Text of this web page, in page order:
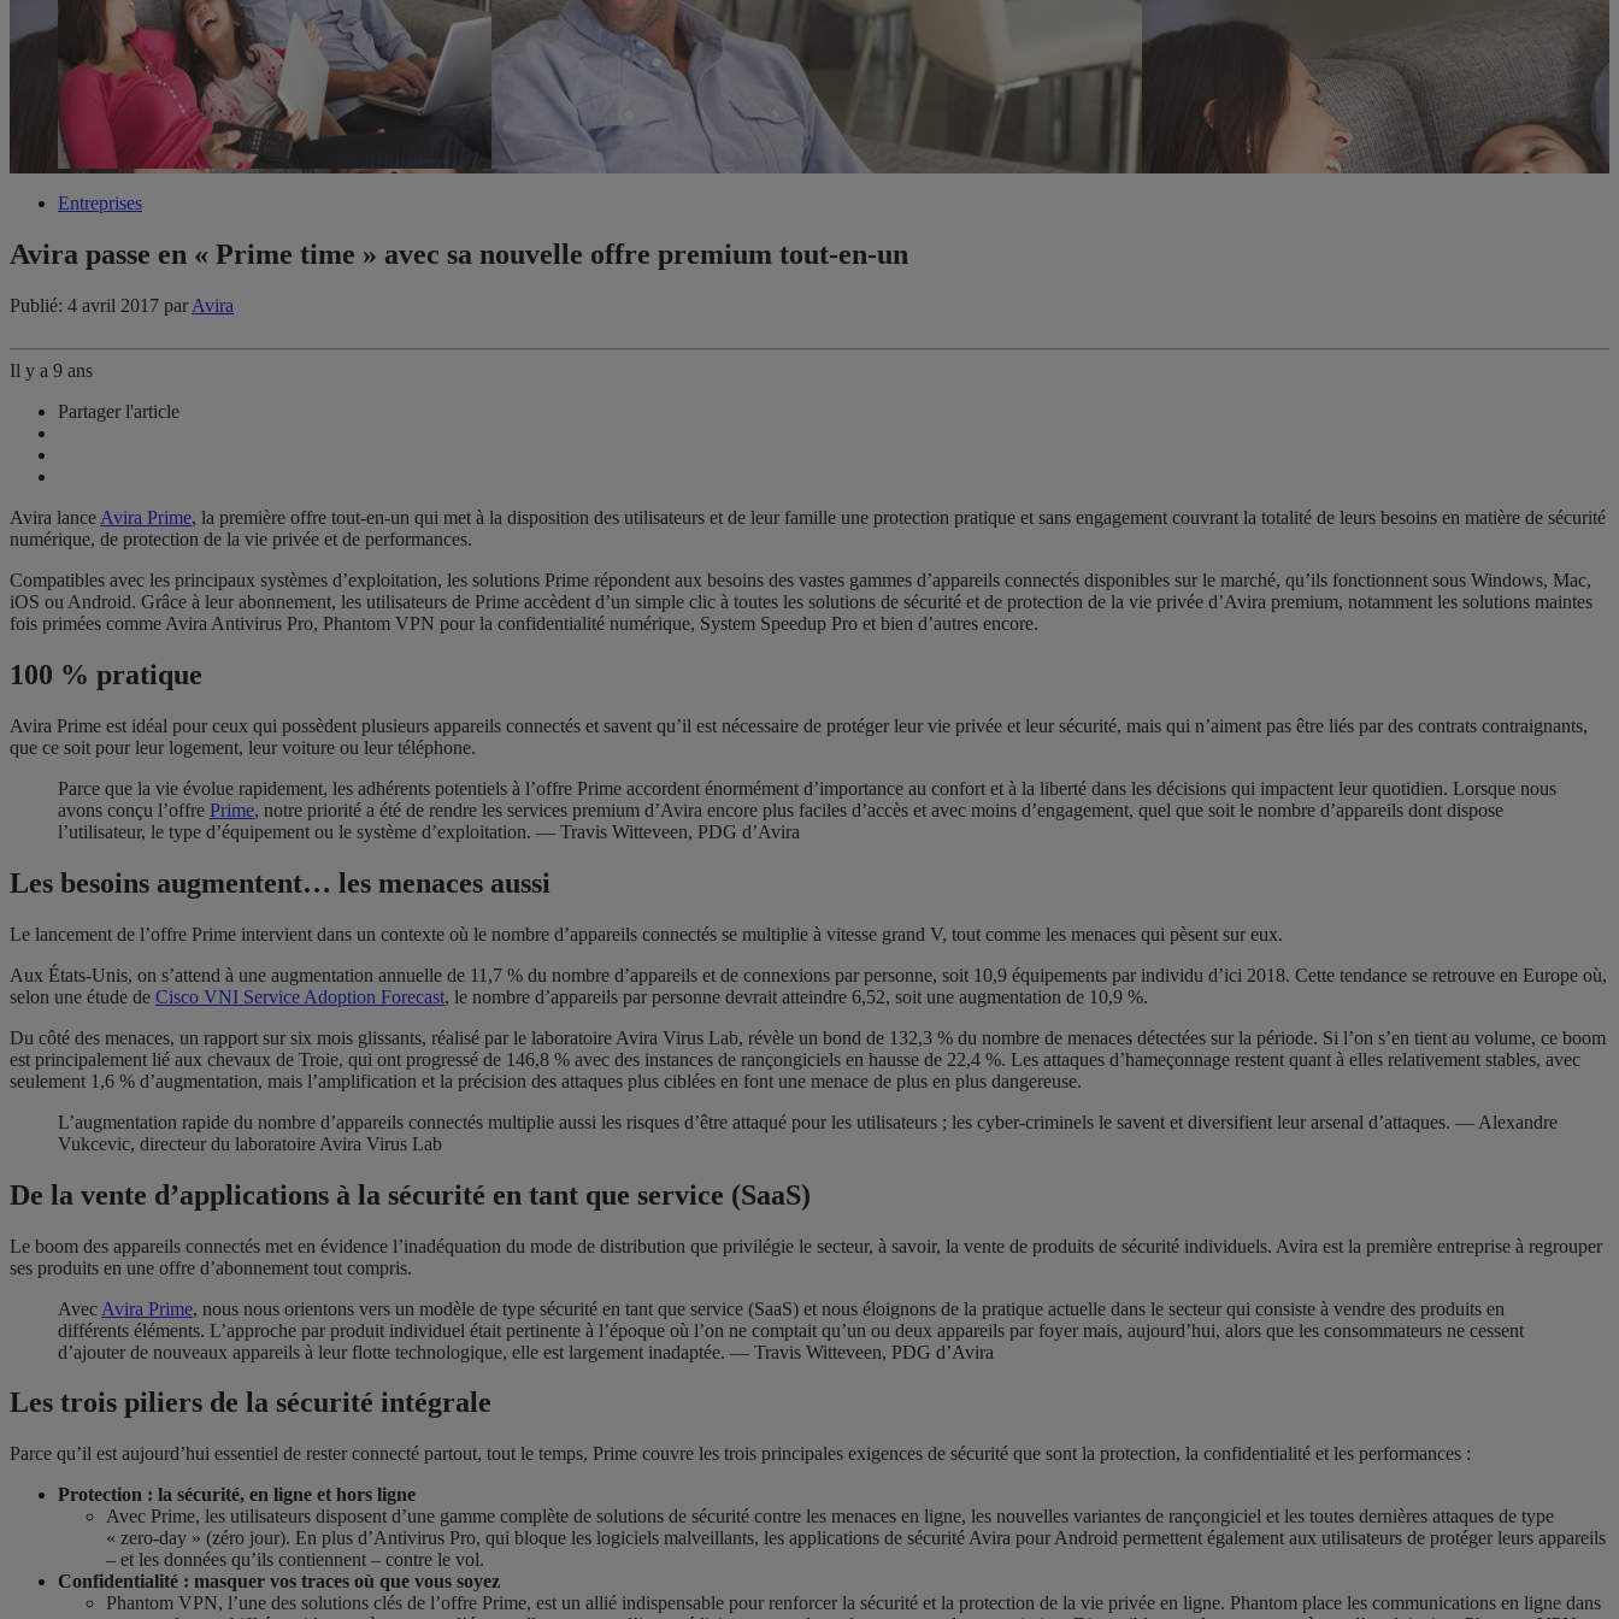
Entreprises
Avira passe en « Prime time » avec sa nouvelle offre premium tout-en-un
Publié: 4 avril 2017 par Avira
Il y a 9 ans
Partager l'article
Avira lance Avira Prime, la première offre tout-en-un qui met à la disposition des utilisateurs et de leur famille une protection pratique et sans engagement couvrant la totalité de leurs besoins en matière de sécurité
numérique, de protection de la vie privée et de performances.
Compatibles avec les principaux systèmes d’exploitation, les solutions Prime répondent aux besoins des vastes gammes d’appareils connectés disponibles sur le marché, qu’ils fonctionnent sous Windows, Mac,
iOS ou Android. Grâce à leur abonnement, les utilisateurs de Prime accèdent d’un simple clic à toutes les solutions de sécurité et de protection de la vie privée d’Avira premium, notamment les solutions maintes
fois primées comme Avira Antivirus Pro, Phantom VPN pour la confidentialité numérique, System Speedup Pro et bien d’autres encore.
100 % pratique
Avira Prime est idéal pour ceux qui possèdent plusieurs appareils connectés et savent qu’il est nécessaire de protéger leur vie privée et leur sécurité, mais qui n’aiment pas être liés par des contrats contraignants,
que ce soit pour leur logement, leur voiture ou leur téléphone.
Parce que la vie évolue rapidement, les adhérents potentiels à l’offre Prime accordent énormément d’importance au confort et à la liberté dans les décisions qui impactent leur quotidien. Lorsque nous
avons conçu l’offre Prime, notre priorité a été de rendre les services premium d’Avira encore plus faciles d’accès et avec moins d’engagement, quel que soit le nombre d’appareils dont dispose
l’utilisateur, le type d’équipement ou le système d’exploitation. — Travis Witteveen, PDG d’Avira
Les besoins augmentent… les menaces aussi
Le lancement de l’offre Prime intervient dans un contexte où le nombre d’appareils connectés se multiplie à vitesse grand V, tout comme les menaces qui pèsent sur eux.
Aux États-Unis, on s’attend à une augmentation annuelle de 11,7 % du nombre d’appareils et de connexions par personne, soit 10,9 équipements par individu d’ici 2018. Cette tendance se retrouve en Europe où,
selon une étude de Cisco VNI Service Adoption Forecast, le nombre d’appareils par personne devrait atteindre 6,52, soit une augmentation de 10,9 %.
Du côté des menaces, un rapport sur six mois glissants, réalisé par le laboratoire Avira Virus Lab, révèle un bond de 132,3 % du nombre de menaces détectées sur la période. Si l’on s’en tient au volume, ce boom
est principalement lié aux chevaux de Troie, qui ont progressé de 146,8 % avec des instances de rançongiciels en hausse de 22,4 %. Les attaques d’hameçonnage restent quant à elles relativement stables, avec
seulement 1,6 % d’augmentation, mais l’amplification et la précision des attaques plus ciblées en font une menace de plus en plus dangereuse.
L’augmentation rapide du nombre d’appareils connectés multiplie aussi les risques d’être attaqué pour les utilisateurs ; les cyber-criminels le savent et diversifient leur arsenal d’attaques. — Alexandre
Vukcevic, directeur du laboratoire Avira Virus Lab
De la vente d’applications à la sécurité en tant que service (SaaS)
Le boom des appareils connectés met en évidence l’inadéquation du mode de distribution que privilégie le secteur, à savoir, la vente de produits de sécurité individuels. Avira est la première entreprise à regrouper
ses produits en une offre d’abonnement tout compris.
Avec Avira Prime, nous nous orientons vers un modèle de type sécurité en tant que service (SaaS) et nous éloignons de la pratique actuelle dans le secteur qui consiste à vendre des produits en
différents éléments. L’approche par produit individuel était pertinente à l’époque où l’on ne comptait qu’un ou deux appareils par foyer mais, aujourd’hui, alors que les consommateurs ne cessent
d’ajouter de nouveaux appareils à leur flotte technologique, elle est largement inadaptée. — Travis Witteveen, PDG d’Avira
Les trois piliers de la sécurité intégrale
Parce qu’il est aujourd’hui essentiel de rester connecté partout, tout le temps, Prime couvre les trois principales exigences de sécurité que sont la protection, la confidentialité et les performances :
Protection : la sécurité, en ligne et hors ligne
Avec Prime, les utilisateurs disposent d’une gamme complète de solutions de sécurité contre les menaces en ligne, les nouvelles variantes de rançongiciel et les toutes dernières attaques de type
« zero-day » (zéro jour). En plus d’Antivirus Pro, qui bloque les logiciels malveillants, les applications de sécurité Avira pour Android permettent également aux utilisateurs de protéger leurs appareils
– et les données qu’ils contiennent – contre le vol.
Confidentialité : masquer vos traces où que vous soyez
Phantom VPN, l’une des solutions clés de l’offre Prime, est un allié indispensable pour renforcer la sécurité et la protection de la vie privée en ligne. Phantom place les communications en ligne dans